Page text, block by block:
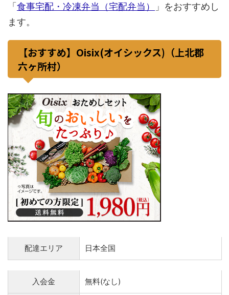
「 食事宅配・冷凍弁当（宅配弁当）
」をおすすめし
ます。
【おすすめ】Oisix(オイシックス)（上北郡
六ヶ所村）
配達エリア 日本全国
入会金 無料(なし)